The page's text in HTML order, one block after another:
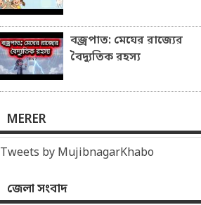
বজ্রপাত: মেঘের রাজ্যের
বৈদ্যুতিক রহস্য
MERER
Tweets by MujibnagarKhabo
জেলা সংবাদ